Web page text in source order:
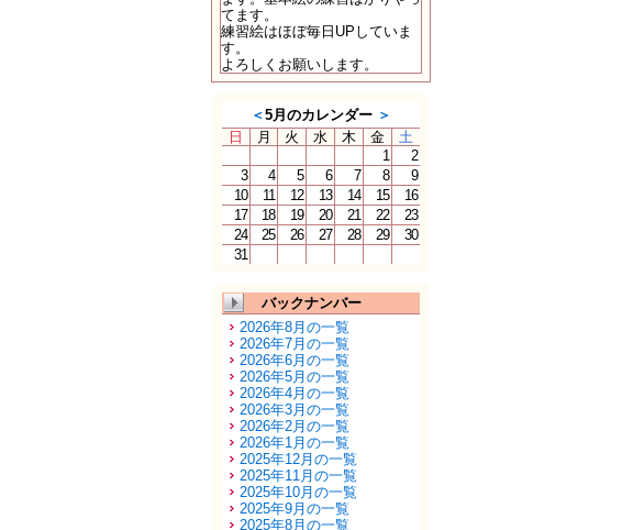
てます。
練習絵はほぼ毎日UPしていま
す。
よろしくお願いします。
＜5月のカレンダー ＞
日
月 火 水 木 金
土
1
2
3
4 5 6 7 8
9
10
11 12 13 14 15
16
17
18 19 20 21 22
23
24
25 26 27 28 29
30
31
バックナンバー
2026年8月の一覧
2026年7月の一覧
2026年6月の一覧
2026年5月の一覧
2026年4月の一覧
2026年3月の一覧
2026年2月の一覧
2026年1月の一覧
2025年12月の一覧
2025年11月の一覧
2025年10月の一覧
2025年9月の一覧
2025年8月の一覧